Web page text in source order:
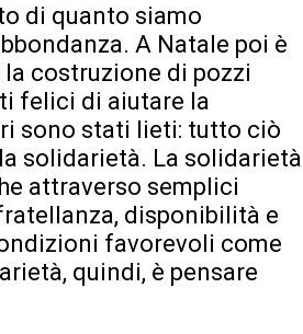
di quanto siamo
A Natale poi è
costruzione di pozzi
felici di aiutare la
sono stati lieti: tutto ciò
solidarietà. La solidarietà
attraverso semplici
disponibilità e
favorevoli come
quindi, è pensare